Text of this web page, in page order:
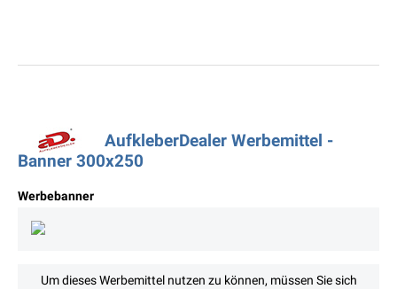
AufkleberDealer Werbemittel -
Banner 300x250
Werbebanner
Um dieses Werbemittel nutzen zu können, müssen Sie sich